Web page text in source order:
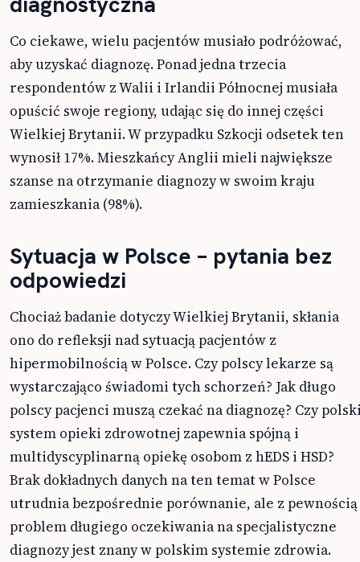
Co ciekawe, wielu pacjentów musiało podróżować,
aby uzyskać diagnozę. Ponad jedna trzecia
respondentów z Walii i Irlandii Północnej musiała
opuścić swoje regiony, udając się do innej części
Wielkiej Brytanii. W przypadku Szkocji odsetek ten
wynosił 17%. Mieszkańcy Anglii mieli największe
szanse na otrzymanie diagnozy w swoim kraju
zamieszkania (98%).
Sytuacja w Polsce – pytania bez
odpowiedzi
Chociaż badanie dotyczy Wielkiej Brytanii, skłania
ono do refleksji nad sytuacją pacjentów z
hipermobilnością w Polsce. Czy polscy lekarze są
wystarczająco świadomi tych schorzeń? Jak długo
polscy pacjenci muszą czekać na diagnozę? Czy
system opieki zdrowotnej zapewnia spójną i
multidyscyplinarną opiekę osobom z hEDS i HSD?
Brak dokładnych danych na ten temat w Polsce
utrudnia bezpośrednie porównanie, ale z pewnością
problem długiego oczekiwania na specjalistyczne
diagnozy jest znany w polskim systemie zdrowia.